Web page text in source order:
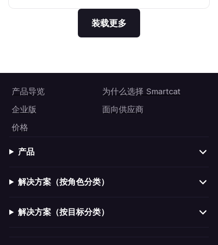
装载更多
产品导览
为什么选择 Smartcat
企业版
面向供应商
价格
产品
解决方案（按角色分类）
解决方案（按目标分类）